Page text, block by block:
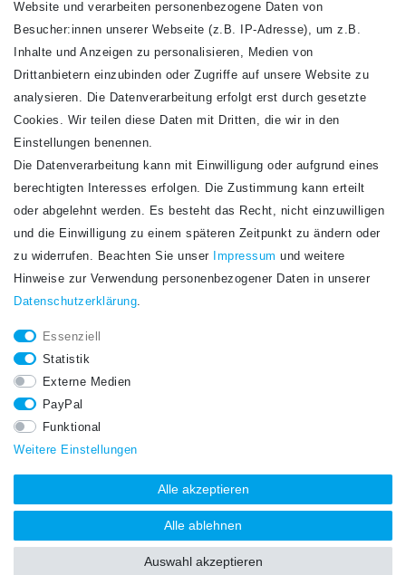
VERSANDARTEN
Newsletter
Honig
Hiermit bestätige ich, dass ich dieDaten­schutz­erklärunggelesen habe. Meine
STAY CONNECTED.
Website und verarbeiten personenbezogene Daten von
Besucher:innen unserer Webseite (z.B. IP-Adresse), um z.B.
Inhalte und Anzeigen zu personalisieren, Medien von
Drittanbietern einzubinden oder Zugriffe auf unsere Website zu
analysieren. Die Datenverarbeitung erfolgt erst durch gesetzte
Cookies. Wir teilen diese Daten mit Dritten, die wir in den
Einstellungen benennen.
Die Datenverarbeitung kann mit Einwilligung oder aufgrund eines
berechtigten Interesses erfolgen. Die Zustimmung kann erteilt
oder abgelehnt werden. Es besteht das Recht, nicht einzuwilligen
und die Einwilligung zu einem späteren Zeitpunkt zu ändern oder
zu widerrufen. Beachten Sie unser
Impressum und weitere
Hinweise zur Verwendung personenbezogener Daten in unserer
Daten­schutz­erklärung.
Essenziell
Statistik
Externe Medien
PayPal
Funktional
Weitere Einstellungen
Alle akzeptieren
Alle ablehnen
Auswahl akzeptieren